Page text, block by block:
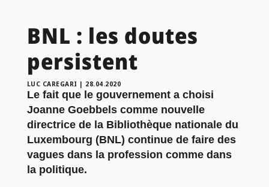
BNL : les doutes
persistent
LUC CAREGARI | 28.04.2020
Le fait que le gouvernement a choisi
Joanne Goebbels comme nouvelle
directrice de la Bibliothèque nationale du
Luxembourg (BNL) continue de faire des
vagues dans la profession comme dans
la politique.